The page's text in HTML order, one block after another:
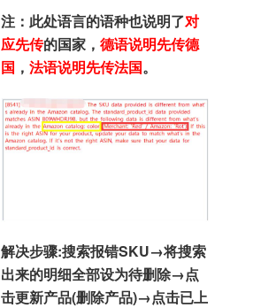
注：此处语言的语种也说明了对
应先传的国家，德语说明先传德
国 ，法语说明先传法国。
解决步骤:搜索报错SKU→将搜索
出来的明细全部设为待删除→点
击更新产品(删除产品)→点击已上